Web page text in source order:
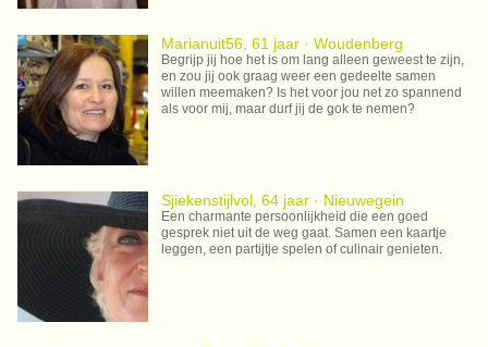
Marianuit56, 61 jaar · Woudenberg
Begrijp jij hoe het is om lang alleen geweest te zijn,
en zou jij ook graag weer een gedeelte samen
willen meemaken? Is het voor jou net zo spannend
als voor mij, maar durf jij de gok te nemen?
Sjiekenstijlvol, 64 jaar · Nieuwegein
Een charmante persoonlijkheid die een goed
gesprek niet uit de weg gaat. Samen een kaartje
leggen, een partijtje spelen of culinair genieten.